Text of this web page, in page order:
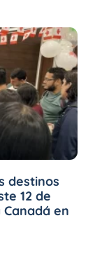
destinos
12 de
en